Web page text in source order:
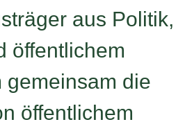
aus Politik,
öffentlichem
gemeinsam die
öffentlichem